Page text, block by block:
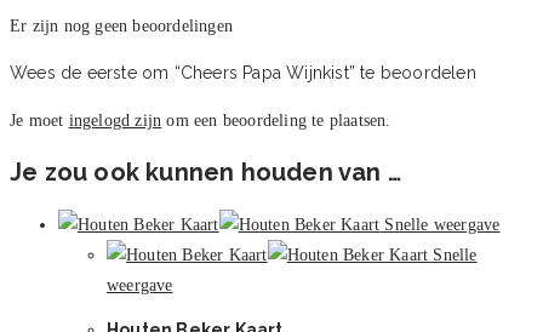
Er zijn nog geen beoordelingen
Wees de eerste om “Cheers Papa Wijnkist” te beoordelen
Je moet ingelogd zijn om een beoordeling te plaatsen.
Je zou ook kunnen houden van …
Snelle weergave
Snelle
weergave